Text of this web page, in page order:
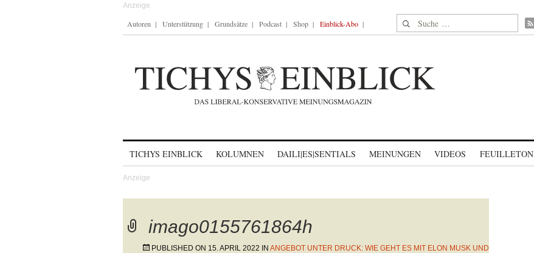
Autoren Unterstützung Grundsätze Podcast Shop Einblick-Abo Suche nach:
TICHYS EINBLICK KOLUMNEN DAILI|ES|SENTIALS MEINUNGEN VIDEOS FEUILLETON
imago0155761864h
PUBLISHED ON 15. APRIL 2022 IN ANGEBOT UNTER DRUCK: WIE GEHT ES MIT ELON MUSK UND